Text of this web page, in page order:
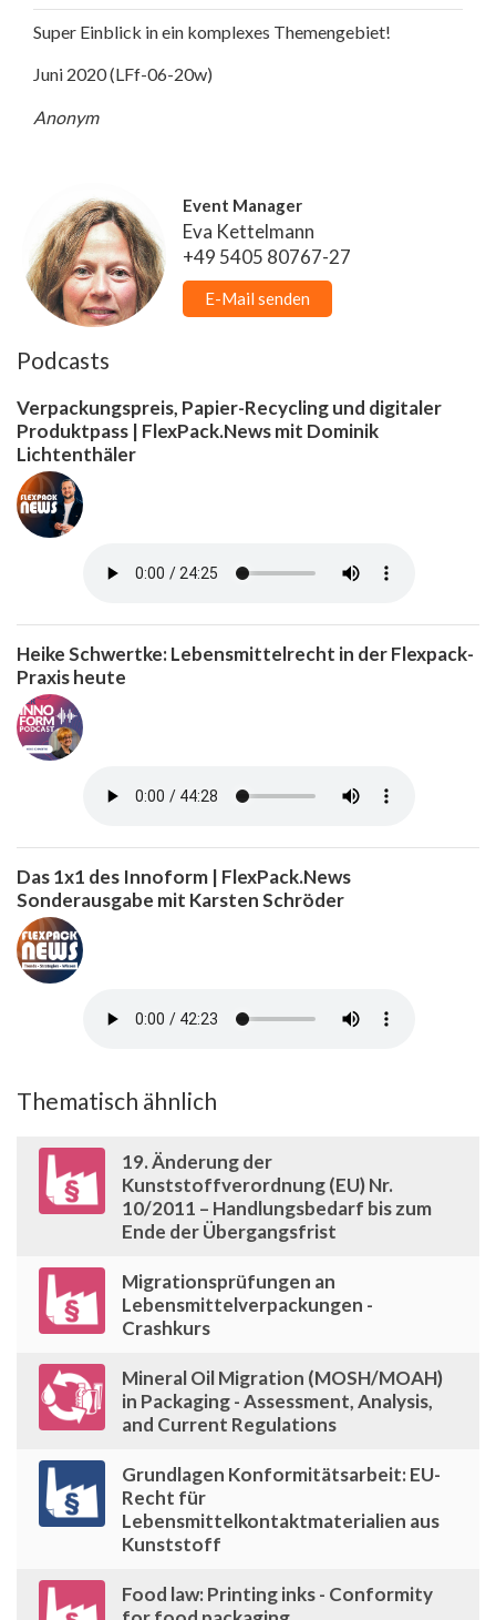
Super Einblick in ein komplexes Themengebiet!
Juni 2020 (LFf-06-20w)
Anonym
Event Manager
Eva Kettelmann
+49 5405 80767-27
E-Mail senden
Podcasts
Verpackungspreis, Papier-Recycling und digitaler
Produktpass | FlexPack.News mit Dominik
Lichtenthäler
Heike Schwertke: Lebensmittelrecht in der Flexpack-
Praxis heute
Das 1x1 des Innoform | FlexPack.News
Sonderausgabe mit Karsten Schröder
Thematisch ähnlich
19. Änderung der
Kunststoffverordnung (EU) Nr.
10/2011 – Handlungsbedarf bis zum
Ende der Übergangsfrist
Migrationsprüfungen an
Lebensmittelverpackungen -
Crashkurs
Mineral Oil Migration (MOSH/MOAH)
in Packaging - Assessment, Analysis,
and Current Regulations
Grundlagen Konformitätsarbeit: EU-
Recht für
Lebensmittelkontaktmaterialien aus
Kunststoff
Food law: Printing inks - Conformity